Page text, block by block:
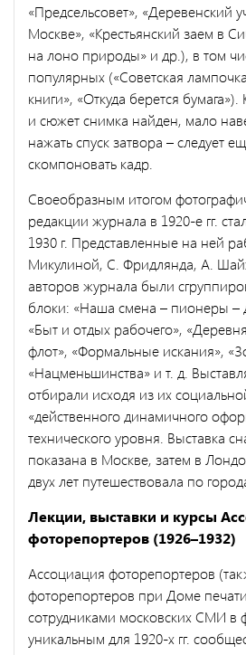
«Предсельсовет», «Деревенский
Москве», «Крестьянский заем в
на лоно природы» и др.), в том
популярных («Советская
книги», «Откуда берется
и сюжет снимка найден, мало
нажать спуск затвора – следует
скомпоновать кадр.
Своеобразным итогом
редакции журнала в 1920-е гг.
1930 г. Представленные на ней
Микулиной, С. Фридлянда, А.
авторов журнала были
блоки: «Наша смена – пионеры –
«Быт и отдых рабочего»,
флот», «Формальные искания»,
«Нацменьшинства» и т. д.
отбирали исходя из их
«действенного динамичного
технического уровня. Выставка
показана в Москве, затем в
двух лет путешествовала по
Лекции, выставки и курсы
фоторепортеров (1926–1932)
Ассоциация фоторепортеров
фоторепортеров при Доме
сотрудниками московских СМИ в
уникальным для 1920-х гг.